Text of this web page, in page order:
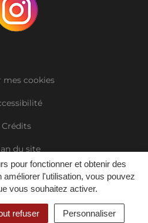
pour fonctionner et obtenir des
améliorer l'utilisation, vous pouvez
vous souhaitez activer.
refuser Personnaliser
mes cookies
Crédits
du site
Légales
confidentialité